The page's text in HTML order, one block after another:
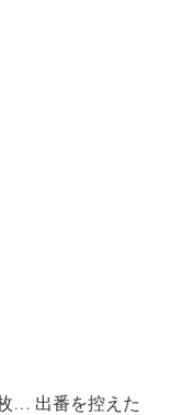
… 出番を控えた